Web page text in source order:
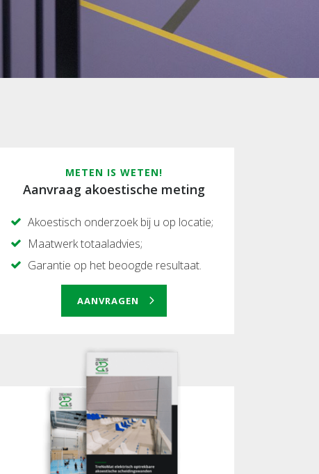
METEN IS WETEN!
Aanvraag akoestische meting
Akoestisch onderzoek bij u op locatie;
Maatwerk totaaladvies;
Garantie op het beoogde resultaat.
AANVRAGEN